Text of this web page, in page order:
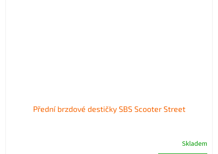
Přední brzdové destičky SBS Scooter Street
Skladem